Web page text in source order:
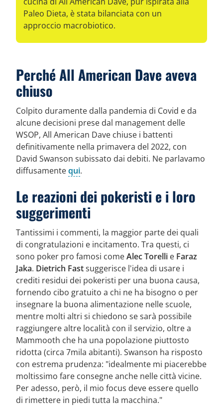
Paleo Dieta, è stata bilanciata con un
approccio macrobiotico.
Perché All American Dave aveva
chiuso
Colpito duramente dalla pandemia di Covid e da
alcune decisioni prese dal management delle
WSOP, All American Dave chiuse i battenti
definitivamente nella primavera del 2022, con
David Swanson subissato dai debiti. Ne parlavamo
diffusamentequi.
Le reazioni dei pokeristi e i loro
suggerimenti
Tantissimi i commenti, la maggior parte dei quali
di congratulazioni e incitamento. Tra questi, ci
sono poker pro famosi comeAlec Torelli e Faraz
Jaka. Dietrich Fastsuggerisce l'idea di usare i
crediti residui dei pokeristi per una buona causa,
fornendo cibo gratuito a chi ne ha bisogno o per
insegnare la buona alimentazione nelle scuole,
mentre molti altri si chiedono se sarà possibile
raggiungere altre località con il servizio, oltre a
Mammooth che ha una popolazione piuttosto
ridotta (circa 7mila abitanti). Swanson ha risposto
con estrema prudenza: "idealmente mi piacerebbe
moltissimo fare consegne anche nelle città vicine.
Per adesso, però, il mio focus deve essere quello
di rimettere in piedi tutta la macchina."